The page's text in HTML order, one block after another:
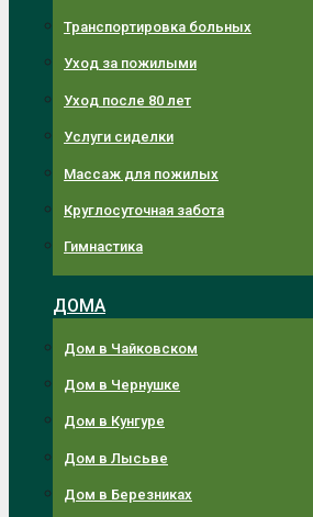
Транспортировка больных
Уход за пожилыми
Уход после 80 лет
Услуги сиделки
Массаж для пожилых
Круглосуточная забота
Гимнастика
ДОМА
Дом в Чайковском
Дом в Чернушке
Дом в Кунгуре
Дом в Лысьве
Дом в Березниках